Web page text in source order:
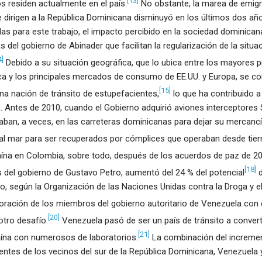
residen actualmente en el país.
No obstante, la marea de
a la República Dominicana disminuyó en los últimos dos
para este trabajo, el impacto percibido en la sociedad
del gobierno de Abinader que facilitan la regularización de la
Debido a su situación geográfica, que lo ubica entre los mayores
y los principales mercados de consumo de EE.UU. y Europa, se
nación de tránsito de estupefacientes, [15]
lo que ha contribuido
Antes de 2010, cuando el Gobierno adquirió aviones interceptores
a veces, en las carreteras dominicanas para dejar su
mar para ser recuperados por cómplices que operaban desde
en Colombia, sobre todo, después de los acuerdos de paz de
gobierno de Gustavo Petro, aumentó del 24 % del potencial [18]
según la Organización de las Naciones Unidas contra la Droga y el
de los miembros del gobierno autoritario de Venezuela con
desafío. [20] Venezuela pasó de ser un país de tránsito a
con numerosos de laboratorios. [21]
La combinación del
de los vecinos del sur de la República Dominicana, Venezuela